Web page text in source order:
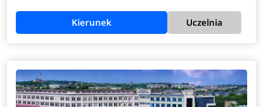
Kierunek Uczelnia